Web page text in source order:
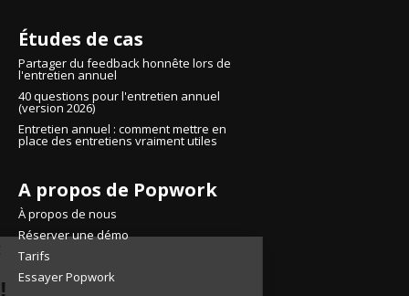
Études de cas
Partager du feedback honnête lors de
l'entretien annuel
40 questions pour l'entretien annuel
(version 2026)
Entretien annuel : comment mettre en
place des entretiens vraiment utiles
A propos de Popwork
À propos de nous
Réserver une démo
Tarifs
Essayer Popwork
Continuer sans accepter
Salut c'est nous..
les Cookies !